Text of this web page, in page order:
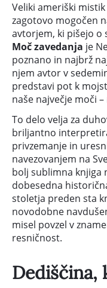
Veliki ameriški mistik
zagotovo mogočen
avtorjem, ki pišejo o
Moč zavedanja je
poznano in najbrž
njem avtor v
predstavi pot k
naše največje moči
To delo velja za
briljantno
privzemanje in
navezovanjem na
bolj sublimna knjiga
dobesedna
stoletja preden sta
novodobne
misel povzel v
resničnost.
Dediščina,